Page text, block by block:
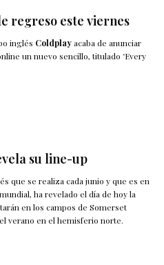
regreso este viernes
inglés Coldplayacaba de anunciar
un nuevo sencillo, titulado ‘Every
su line-up
que se realiza cada junio y que es en
ha revelado el día de hoy la
en los campos de Somerset
verano en el hemisferio norte.